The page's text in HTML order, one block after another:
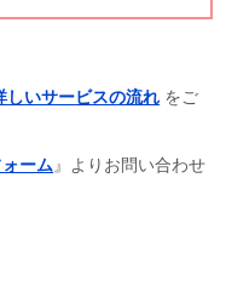
しいサービスの流れ をご
ーム 』よりお問い合わせ